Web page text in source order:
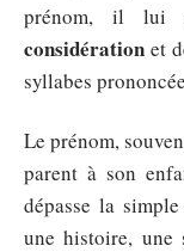
prénom, il lui
considération et
syllabes
Le prénom,
parent à son
dépasse la
une histoire, une